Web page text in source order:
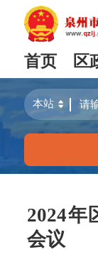
首页 区
2024年
会议